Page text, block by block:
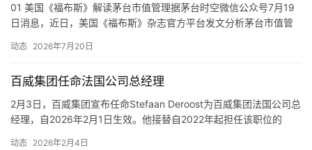
01 美国《福布斯》解读茅台市值管理据茅台时空微信公众号7月19
日消息，近日，美国《福布斯》杂志官方平台发文分析茅台市值管
的当下，贵州茅台以一套覆盖分红、回购、增持、投资者关系管理
的价值锚定之路。 01 Forbe…
动态 2026年7月20日
百威集团任命法国公司总经理
2月3日，百威集团宣布任命Stefaan Deroost为百威集团法国公司总
经理，自2026年2月1日生效。他接替自2022年起担任该职位的
动态 2026年2月4日